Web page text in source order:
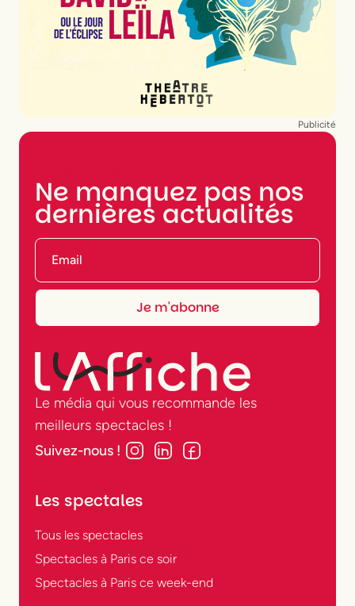
Publicité
Ne manquez pas nos
dernières actualités
Le média qui vous recommande les
meilleurs spectacles !
Suivez-nous !
Les spectales
Tous les spectacles
Spectacles à Paris ce soir
Spectacles à Paris ce week-end